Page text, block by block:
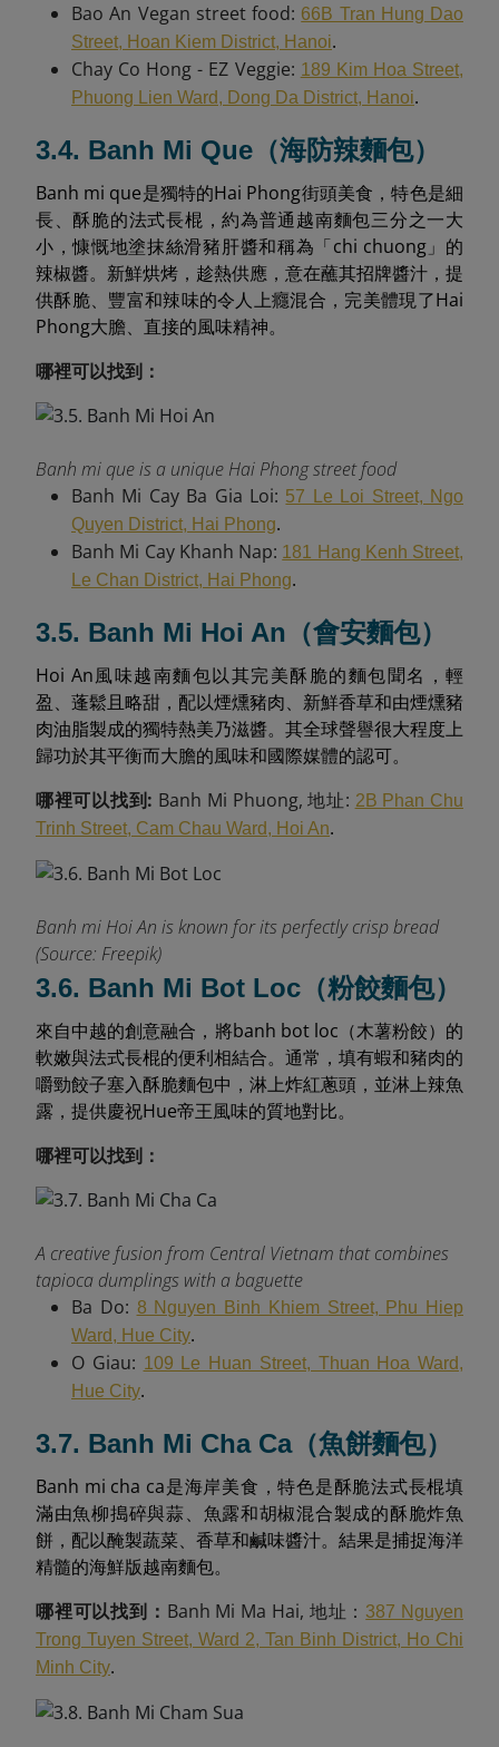
Bao An Vegan street food: 66B Tran Hung Dao
Street, Hoan Kiem District, Hanoi.
Chay Co Hong - EZ Veggie: 189 Kim Hoa Street,
Phuong Lien Ward, Dong Da District, Hanoi.
3.4. Banh Mi Que（海防辣麵包）
Banh mi que是獨特的Hai Phong街頭美食，特色是細
長、酥脆的法式長棍，約為普通越南麵包三分之一大
小，慷慨地塗抹絲滑豬肝醬和稱為「chi chuong」的
辣椒醬。新鮮烘烤，趁熱供應，意在蘸其招牌醬汁，提
供酥脆、豐富和辣味的令人上癮混合，完美體現了Hai
Phong大膽、直接的風味精神。
哪裡可以找到：
Banh mi que is a unique Hai Phong street food
Banh Mi Cay Ba Gia Loi: 57 Le Loi Street, Ngo
Quyen District, Hai Phong.
Banh Mi Cay Khanh Nap: 181 Hang Kenh Street,
Le Chan District, Hai Phong.
3.5. Banh Mi Hoi An（會安麵包）
Hoi An風味越南麵包以其完美酥脆的麵包聞名，輕
盈、蓬鬆且略甜，配以煙燻豬肉、新鮮香草和由煙燻豬
肉油脂製成的獨特熱美乃滋醬。其全球聲譽很大程度上
歸功於其平衡而大膽的風味和國際媒體的認可。
哪裡可以找到: Banh Mi Phuong, 地址: 2B Phan Chu
Trinh Street, Cam Chau Ward, Hoi An.
Banh mi Hoi An is known for its perfectly crisp bread
(Source: Freepik)
3.6. Banh Mi Bot Loc（粉餃麵包）
來自中越的創意融合，將banh bot loc（木薯粉餃）的
軟嫩與法式長棍的便利相結合。通常，填有蝦和豬肉的
嚼勁餃子塞入酥脆麵包中，淋上炸紅蔥頭，並淋上辣魚
露，提供慶祝Hue帝王風味的質地對比。
哪裡可以找到：
A creative fusion from Central Vietnam that combines
tapioca dumplings with a baguette
Ba Do: 8 Nguyen Binh Khiem Street, Phu Hiep
Ward, Hue City.
O Giau: 109 Le Huan Street, Thuan Hoa Ward,
Hue City.
3.7. Banh Mi Cha Ca（魚餅麵包）
Banh mi cha ca是海岸美食，特色是酥脆法式長棍填
滿由魚柳搗碎與蒜、魚露和胡椒混合製成的酥脆炸魚
餅，配以醃製蔬菜、香草和鹹味醬汁。結果是捕捉海洋
精髓的海鮮版越南麵包。
哪裡可以找到： Banh Mi Ma Hai, 地址：387 Nguyen
Trong Tuyen Street, Ward 2, Tan Binh District, Ho Chi
Minh City.